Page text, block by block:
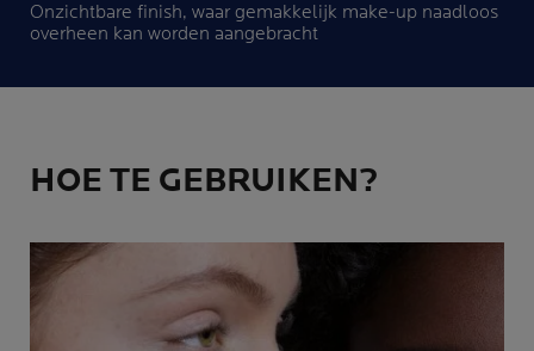
Onzichtbare finish, waar gemakkelijk make-up naadloos
overheen kan worden aangebracht
HOE TE GEBRUIKEN?